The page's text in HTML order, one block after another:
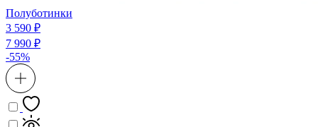
Полуботинки
3 590 ₽
7 990 ₽
-55%